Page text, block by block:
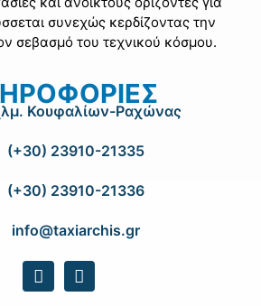
συνεχώς κερδίζοντας την
σεβασμό του τεχνικού κόσμου.
Κουφαλίων-Ραχώνας
(+30) 23910-21335
(+30) 23910-21336
info@taxiarchis.gr